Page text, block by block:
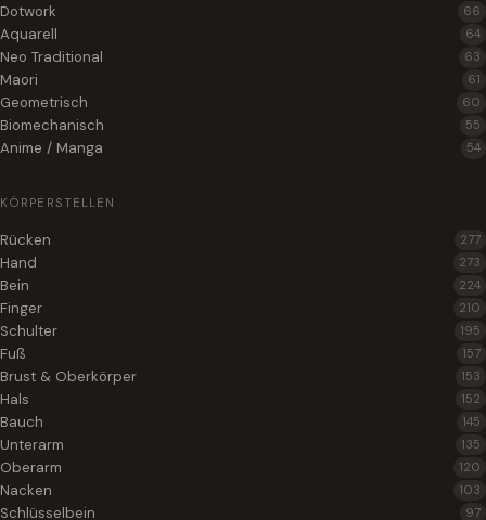
Dotwork 66
Aquarell 64
Neo Traditional 63
Maori 61
Geometrisch 60
Biomechanisch 55
Anime / Manga 54
KÖRPERSTELLEN
Rücken 277
Hand 273
Bein 224
Finger 210
Schulter 195
Fuß 157
Brust & Oberkörper 153
Hals 152
Bauch 145
Unterarm 135
Oberarm 120
Nacken 103
Schlüsselbein 97